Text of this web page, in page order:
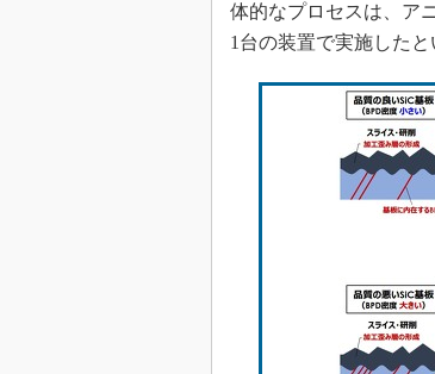
体的なプロセスは、ア
1台の装置で実施したと